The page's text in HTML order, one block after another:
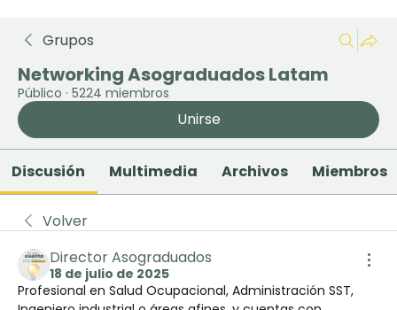
Grupos
Networking Asograduados Latam
Público · 5224 miembros
Unirse
Discusión Multimedia Archivos Miembros
Volver
Director Asograduados
18 de julio de 2025
Profesional en Salud Ocupacional, Administración SST,